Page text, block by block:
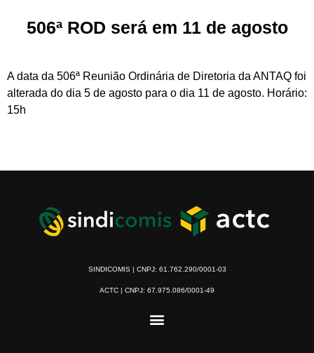
506ª ROD será em 11 de agosto
A data da 506ª Reunião Ordinária de Diretoria da ANTAQ foi
alterada do dia 5 de agosto para o dia 11 de agosto. Horário:
15h
SINDICOMIS | CNPJ: 61.762.290/0001-03
ACTC | CNPJ: 67.975.086/0001-49